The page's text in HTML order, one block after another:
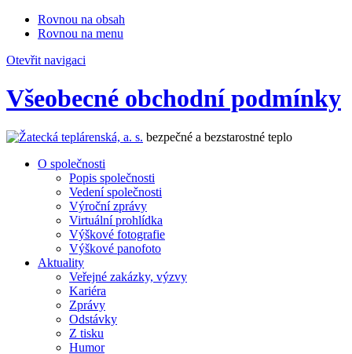
Rovnou na obsah
Rovnou na menu
Otevřit navigaci
Všeobecné obchodní podmínky
bezpečné a bezstarostné teplo
O společnosti
Popis společnosti
Vedení společnosti
Výroční zprávy
Virtuální prohlídka
Výškové fotografie
Výškové panofoto
Aktuality
Veřejné zakázky, výzvy
Kariéra
Zprávy
Odstávky
Z tisku
Humor